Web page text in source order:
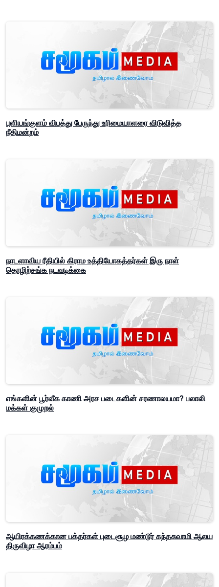
புளியங்குளம் விபத்து பேருந்து உரிமையாளரை விடுவித்த
நீதிமன்றம்
நாடளாவிய ரீதியில் கிராம உத்தியோகத்தர்கள் இரு நாள்
தொழிற்சங்க நடவடிக்கை
எங்களின் பூர்வீக காணி அரச படைகளின் சரணாலயமா? பலாலி
மக்கள் குமுறல்
ஆயிரக்கணக்கான பக்தர்கள் புடைசூழ மண்டூர் கந்தசுவாமி ஆலய
திருவிழா ஆரம்பம்